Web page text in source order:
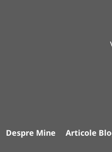
Despre Mine Articole